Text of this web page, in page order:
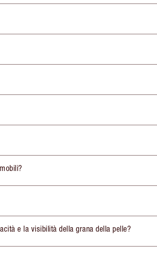
e la visibilità della grana della pelle?